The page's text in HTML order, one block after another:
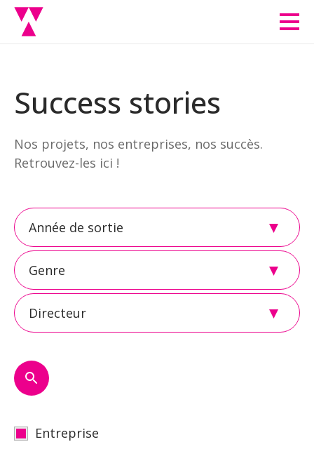
Success stories
Nos projets, nos entreprises, nos succès.
Retrouvez-les ici !
Entreprise